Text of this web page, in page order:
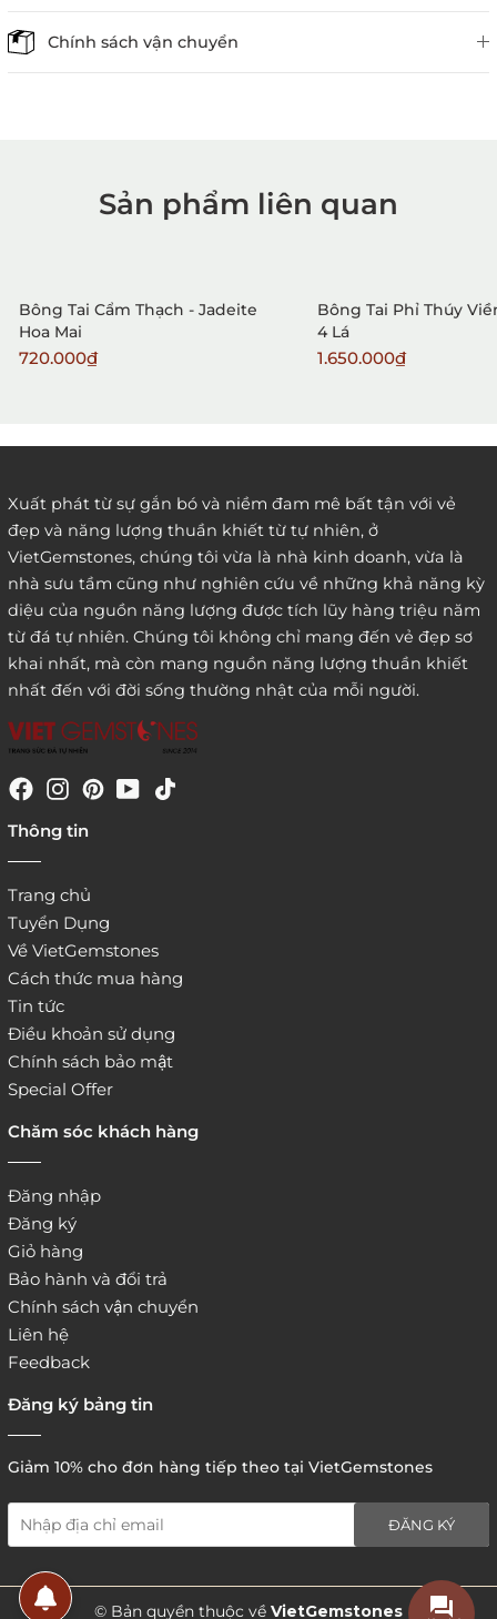
Chính sách vận chuyển
1. Mua hàng trực tiếp tại VietGemstones
3. Đặt hàng thông quaemail hay chat trực tiếp với
chúng tôi:
website:
5. Hình thức thanh toán
Sản phẩm liên quan
Bông Tai Cẩm Thạch - Jadeite
Hoa Mai
720.000₫
Bông Tai Phỉ Thúy
4 Lá
1.650.000₫
Xuất phát từ sự gắn bó và niềm đam mê bất tận với vẻ
đẹp và năng lượng thuần khiết từ tự nhiên, ở
VietGemstones, chúng tôi vừa là nhà kinh doanh, vừa là
nhà sưu tầm cũng như nghiên cứu về những khả năng kỳ
diệu của nguồn năng lượng được tích lũy hàng triệu năm
từ đá tự nhiên. Chúng tôi không chỉ mang đến vẻ đẹp sơ
khai nhất, mà còn mang nguồn năng lượng thuần khiết
nhất đến với đời sống thường nhật của mỗi người.
Thông tin
Trang chủ
Tuyển Dụng
Về VietGemstones
Cách thức mua hàng
Tin tức
Điều khoản sử dụng
Chính sách bảo mật
Special Offer
Chăm sóc khách hàng
Đăng nhập
Đăng ký
Giỏ hàng
Bảo hành và đổi trả
Chính sách vận chuyển
Liên hệ
Feedback
Đăng ký bảng tin
Giảm 10% cho đơn hàng tiếp theo tại VietGemstones
ĐĂNG KÝ
© Bản quyền thuộc về VietGemstones